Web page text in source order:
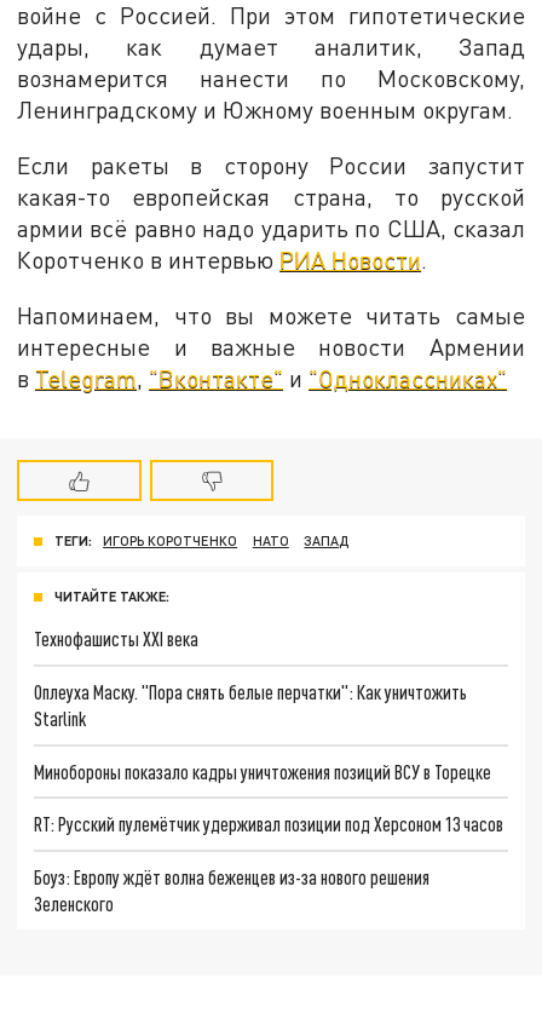
войне с Россией. При этом гипотетические
удары, как думает аналитик, Запад
вознамерится нанести по Московскому,
Ленинградскому и Южному военным округам.
Если ракеты в сторону России запустит
какая-то европейская страна, то русской
армии всё равно надо ударить по США, сказал
Коротченко в интервью РИА Новости.
Напоминаем, что вы можете читать самые
интересные и важные новости Армении
в Telegram, "Вконтакте" и "Одноклассниках"
ТЕГИ: ИГОРЬ КОРОТЧЕНКО НАТО ЗАПАД
ЧИТАЙТЕ ТАКЖЕ:
Технофашисты XXI века
Оплеуха Маску. "Пора снять белые перчатки": Как уничтожить
Starlink
Минобороны показало кадры уничтожения позиций ВСУ в Торецке
RT: Русский пулемётчик удерживал позиции под Херсоном 13 часов
Боуз: Европу ждёт волна беженцев из-за нового решения
Зеленского